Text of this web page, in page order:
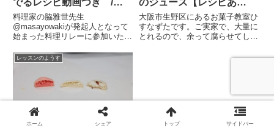
料理リレー2020に参
加 / 大阪お菓子教室ひ
すなずた
料理家の脇雅世先生
@masayowakiが発起人となって
始まった料理リレーに参加いたし
夏のパンナコッタ」を提案しまし
た！おうちで過ごす時間が長い
中、家にありそうな食材で料理を
作り、発表をして、二人の料理家
り】 / 大阪・オンライ
ンお菓子教室ひすなずた
大阪市生野区にあるお菓子教室ひ
すなずたです。ご実家で、大量に
とれるので、余って腐らせてしま
いしそうな「すもも」をいただき
レッスンのようす
ホーム シェア トップ サイドバー